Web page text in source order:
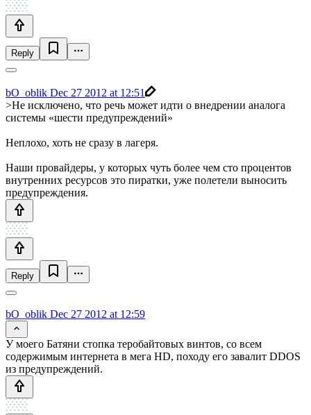
Reply
bO_oblik Dec 27 2012 at 12:51
>Не исключено, что речь может идти о внедрении аналога
системы «шести предупреждений»
Неплохо, хоть не сразу в лагеря.
Наши провайдеры, у которых чуть более чем сто процентов
внутренних ресурсов это пиратки, уже полетели выносить
предупреждения.
Reply
bO_oblik Dec 27 2012 at 12:59
У моего Батяни стопка теробайтовых винтов, со всем
содержимым интернета в мега HD, походу его завалит DDOS
из предупреждений.